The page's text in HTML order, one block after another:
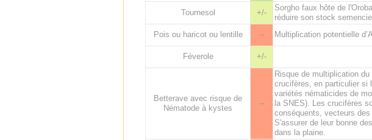
Tournesol
+/-
Sorgho faux hôte de
réduire son stock
Pois ou haricot ou lentille
-- Multiplication potentielle
Féverole +/-
Betterave avec risque de
Nématode à kystes
--
Risque de multiplication
crucifères, en particulier si
variétés nématicides de
la SNES). Les crucifères
conséquents, vecteurs
S'assurer de leur bonne
dans la plaine.